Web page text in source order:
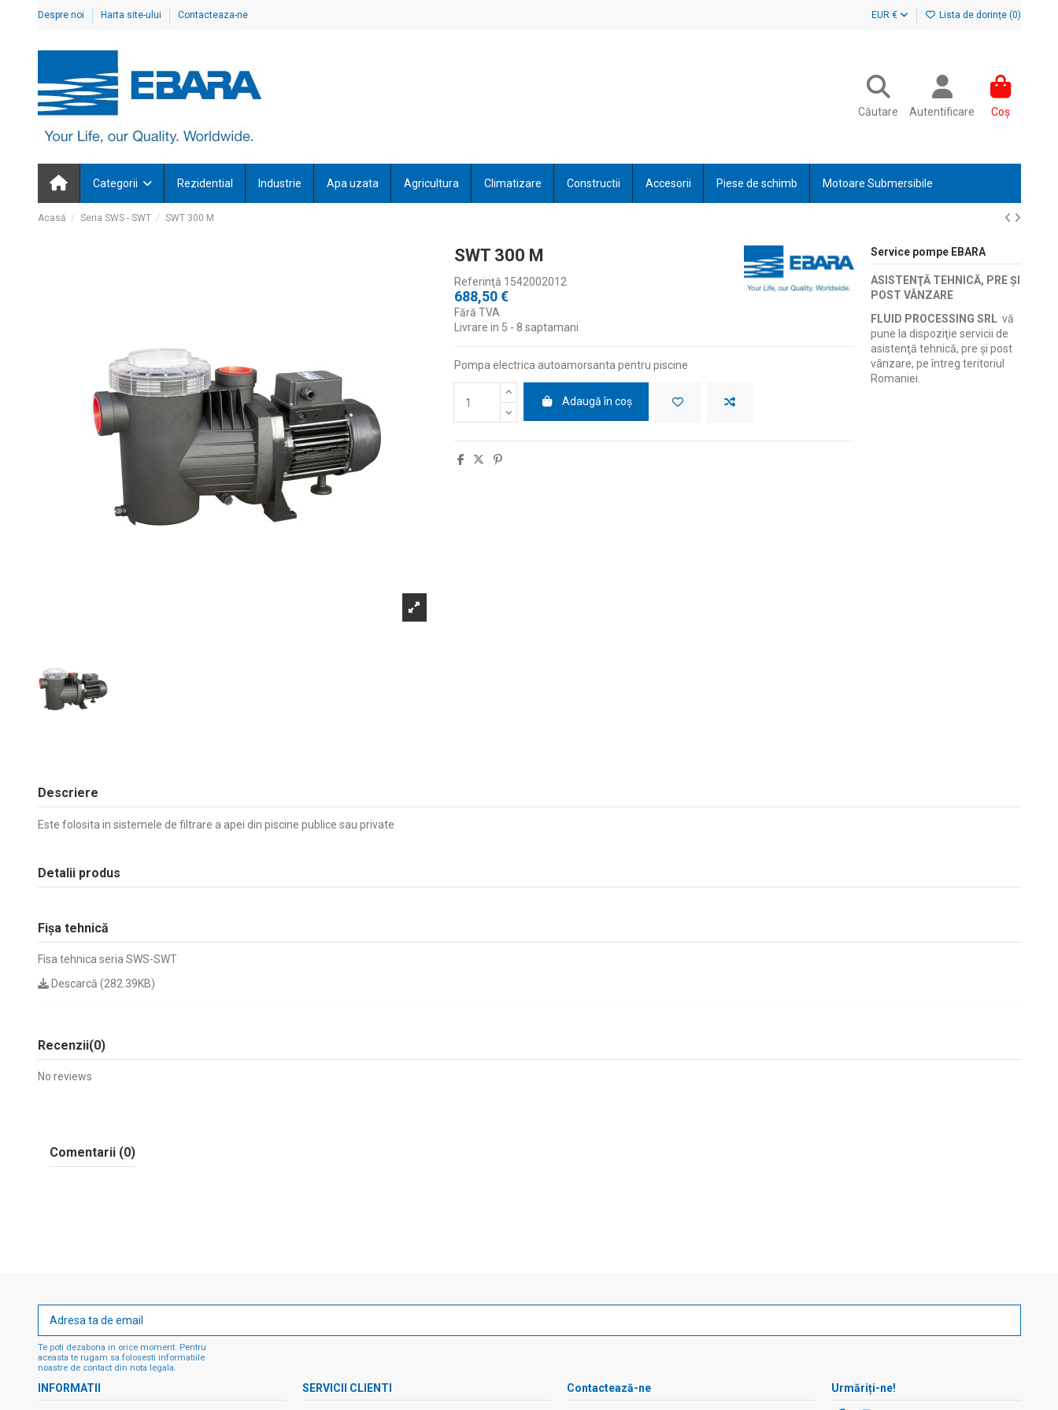
Despre noi Harta site-ului Contacteaza-ne EUR € Lista de dorințe (0)
Căutare Autentificare Coș
Categorii Rezidential Industrie Apa uzata Agricultura Climatizare Constructii Accesorii Piese de schimb Motoare Submersibile
Acasă Seria SWS - SWT SWT 300 M
SWT 300 M
Referinţă 1542002012
688,50 €
Fără TVA
Livrare in 5 - 8 saptamani
Pompa electrica autoamorsanta pentru piscine
Adaugă în coș
Service pompe EBARA
ASISTENŢĂ TEHNICĂ, PRE ŞI
POST VÂNZARE
FLUID PROCESSING SRLvă
pune la dispoziţie servicii de
asistenţă tehnică, pre şi post
vânzare, pe întreg teritoriul
Romaniei.
Descriere
Este folosita in sistemele de filtrare a apei din piscine publice sau private
Detalii produs
Fișa tehnică
Fisa tehnica seria SWS-SWT
Descarcă (282.39KB)
Recenzii(0)
No reviews
Comentarii (0)
Te poti dezabona in orice moment. Pentru
aceasta te rugam sa folosesti informatiile
noastre de contact din nota legala.
INFORMATII SERVICII CLIENTI Contactează-ne Urmăriți-ne!